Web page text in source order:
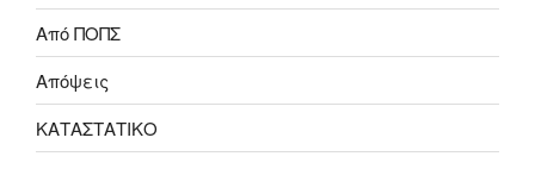
Από ΠΟΠΣ
Απόψεις
ΚΑΤΑΣΤΑΤΙΚΟ